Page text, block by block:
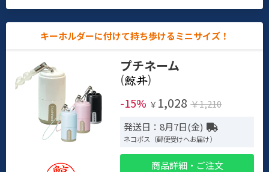
キーホルダーに付けて持ち歩けるミニサイズ！
プチネーム
(
)
-15% ￥ 1,028 ￥1,210
発送日：8月7日(金)
ネコポス（郵便受けへお届け）
商品詳細・ご注文